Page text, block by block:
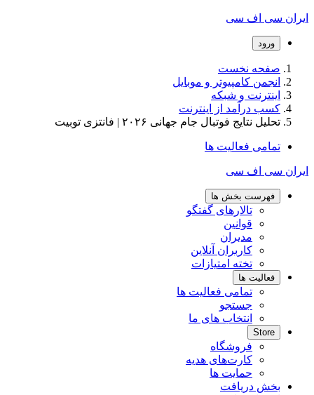
ایران سی اف سی
ورود
صفحه نخست
انجمن کامپیوتر و موبایل
اینترنت و شبکه
کسب درآمد از اینترنت
تحلیل نتایج فوتبال جام جهانی ۲۰۲۶ | فانتزی توبیت
تمامی فعالیت ها
ایران سی اف سی
فهرست بخش ها
تالارهای گفتگو
قوانین
مدیران
کاربران آنلاین
تخته امتیازات
فعالیت ها
تمامی فعالیت ها
جستجو
انتخاب های ما
Store
فروشگاه
کارت‌های هدیه
حمایت ها
بخش دریافت